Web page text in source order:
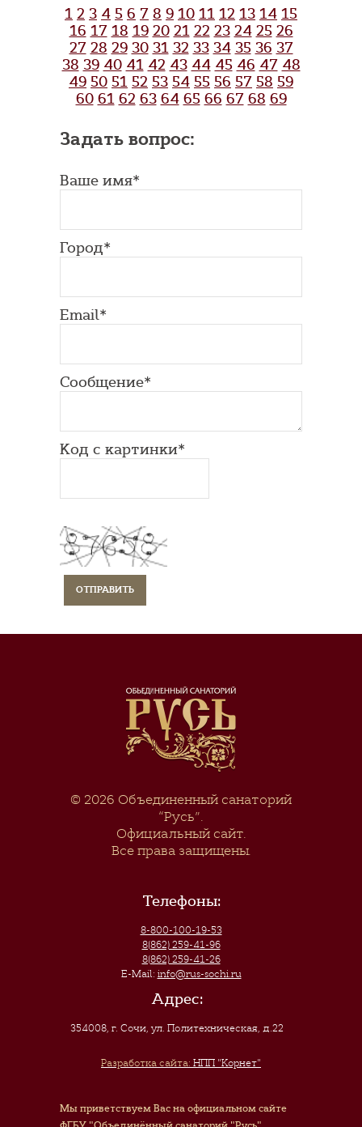
1 2 3 4 5 6 7 8 9 10 11 12 13 14 15
16 17 18 19 20 21 22 23 24 25 26
27 28 29 30 31 32 33 34 35 36 37
38 39 40 41 42 43 44 45 46 47 48
49 50 51 52 53 54 55 56 57 58 59
60 61 62 63 64 65 66 67 68 69
Задать вопрос:
Ваше имя*
Город*
Email*
Сообщение*
Код с картинки*
© 2026 Объединенный санаторий
“Русь”.
Официальный сайт.
Все права защищены.
Телефоны:
8-800-100-19-53
8(862) 259-41-96
8(862) 259-41-26
E-Mail: info@rus-sochi.ru
Адрес:
354008, г. Сочи,ул. Политехническая, д.22
Разработка сайта: НПП "Корнет"
Мы приветствуем Вас на официальном сайте